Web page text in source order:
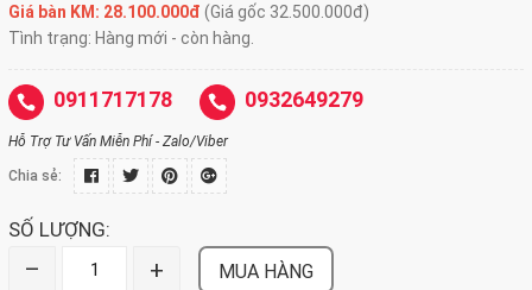
Giá bàn KM: 28.100.000đ (Giá gốc 32.500.000đ)
Tình trạng: Hàng mới - còn hàng.
0911717178 0932649279
Hỗ Trợ Tư Vấn Miễn Phí - Zalo/Viber
Chia sẻ:
SỐ LƯỢNG:
– + MUA HÀNG